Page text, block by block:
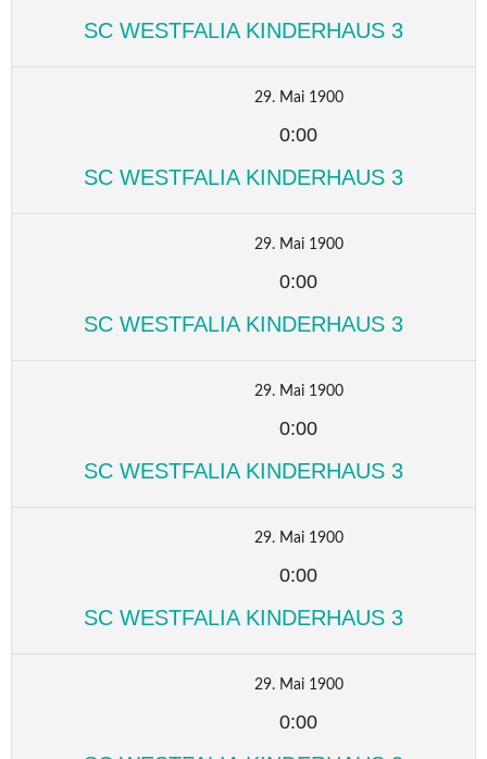
SC WESTFALIA KINDERHAUS 3
29. Mai 1900
0:00
SC WESTFALIA KINDERHAUS 3
29. Mai 1900
0:00
SC WESTFALIA KINDERHAUS 3
29. Mai 1900
0:00
SC WESTFALIA KINDERHAUS 3
29. Mai 1900
0:00
SC WESTFALIA KINDERHAUS 3
29. Mai 1900
0:00